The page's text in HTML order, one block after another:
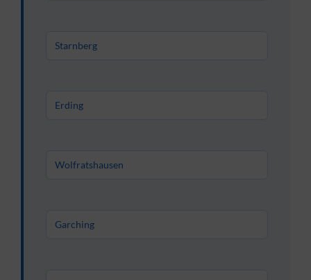
Starnberg
Erding
Wolfratshausen
Garching